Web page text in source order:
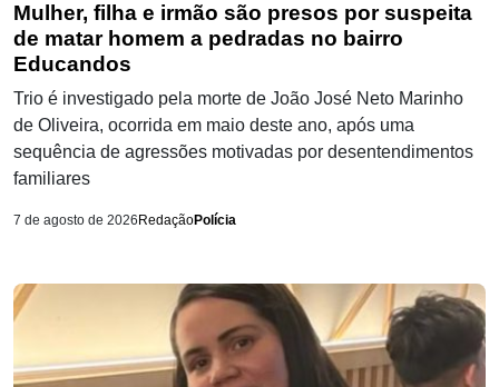
Mulher, filha e irmão são presos por suspeita
de matar homem a pedradas no bairro
Educandos
Trio é investigado pela morte de João José Neto Marinho
de Oliveira, ocorrida em maio deste ano, após uma
sequência de agressões motivadas por desentendimentos
familiares
7 de agosto de 2026 RedaçãoPolícia